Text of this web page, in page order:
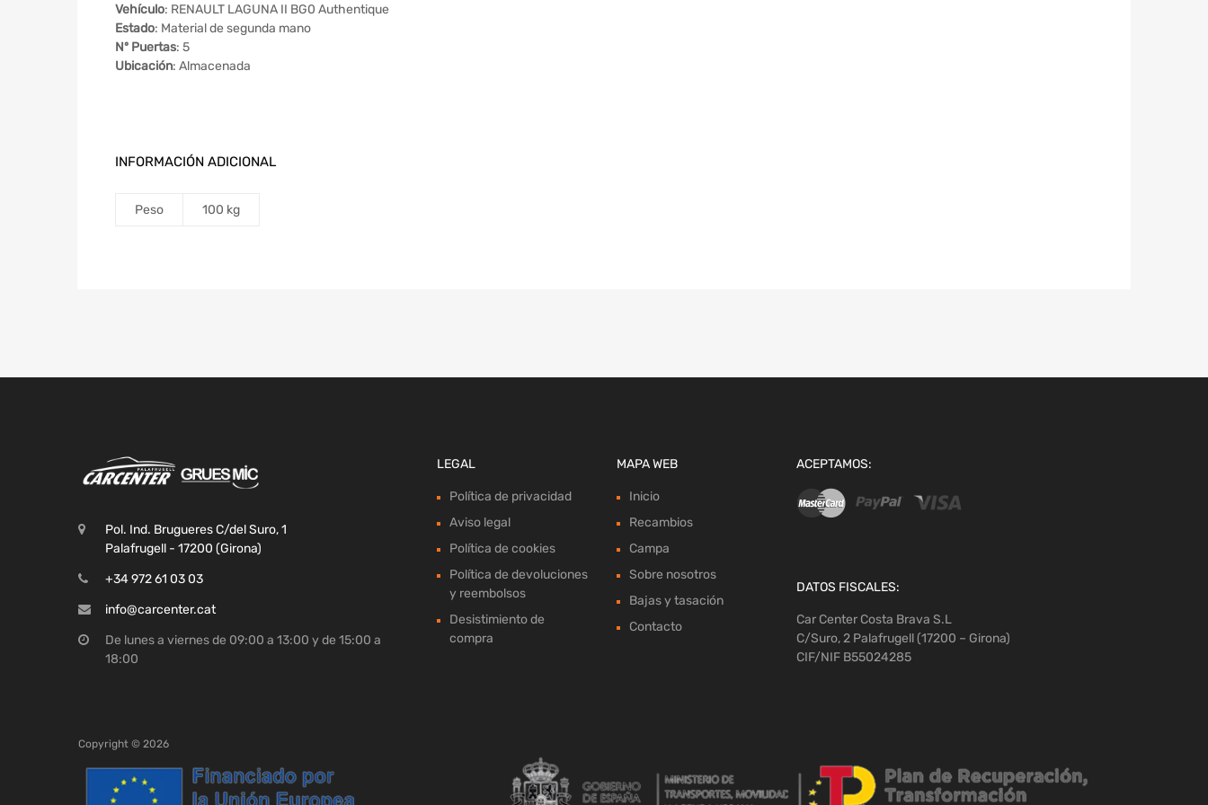
Vehículo: RENAULT LAGUNA II BG0 Authentique
Estado: Material de segunda mano
Nº Puertas: 5
Ubicación: Almacenada
INFORMACIÓN ADICIONAL
Peso 100 kg
Pol. Ind. Brugueres C/del Suro, 1
Palafrugell - 17200 (Girona)
+34 972 61 03 03
info@carcenter.cat
De lunes a viernes de 09:00 a 13:00 y de 15:00 a
18:00
LEGAL
Política de privacidad
Aviso legal
Política de cookies
Política de devoluciones
y reembolsos
Desistimiento de
compra
MAPA WEB
Inicio
Recambios
Campa
Sobre nosotros
Bajas y tasación
Contacto
ACEPTAMOS:
DATOS FISCALES:
Car Center Costa Brava S.L
C/Suro, 2 Palafrugell (17200 – Girona)
CIF/NIF B55024285
Copyright © 2026